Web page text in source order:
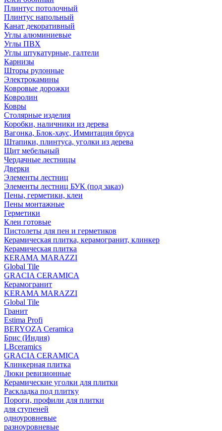
Плинтус потолочный
Плинтус напольный
Канат декоративный
Углы алюминиевые
Углы ПВХ
Углы штукатурные, галтели
Карнизы
Шторы рулонные
Электрокамины
Ковровые дорожки
Ковролин
Ковры
Столярные изделия
Коробки, наличники из дерева
Вагонка, Блок-хаус, Иммитация бруса
Штапики, плинтуса, уголки из дерева
Щит мебельный
Чердачные лестницы
Дверки
Элементы лестниц
Элементы лестниц БУК (под заказ)
Пены, герметики, клеи
Пены монтажные
Герметики
Клеи готовые
Пистолеты для пен и герметиков
Керамическая плитка, керамогранит, клинкер
Керамическая плитка
КЕRАМА MARAZZI
Global Tile
GRACIA CERAMICA
Керамогранит
KERAMA MARAZZI
Global Tile
Гранит
Estima Profi
BERYOZA Ceramica
Брис (Индия)
LBceramics
GRACIA CERAMICA
Клинкерная плитка
Люки ревизионные
Керамические уголки для плитки
Раскладка под плитку
Пороги, профили для плитки
для ступеней
одноуровневые
разноуровневые